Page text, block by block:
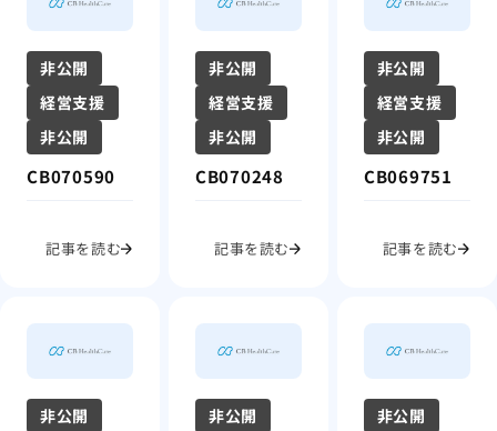
非公開
経営支援
非公開
CB070590
記事を読む
非公開
経営支援
非公開
CB070248
記事を読む
非公開
経営支援
非公開
CB069751
記事を読む
非公開
非公開
非公開